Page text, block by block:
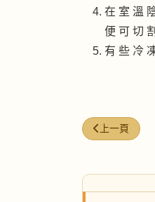
在 室 溫
便 可 切
有 些 冷
上一篇文章:
上一頁